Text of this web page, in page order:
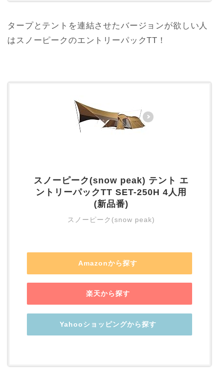
タープとテントを連結させたバージョンが欲しい人
はスノーピークのエントリーパックTT！
スノーピーク(snow peak) テント エ
ントリーパックTT SET-250H 4人用
(新品番)
スノーピーク(snow peak)
Amazonから探す
楽天から探す
Yahooショッピングから探す